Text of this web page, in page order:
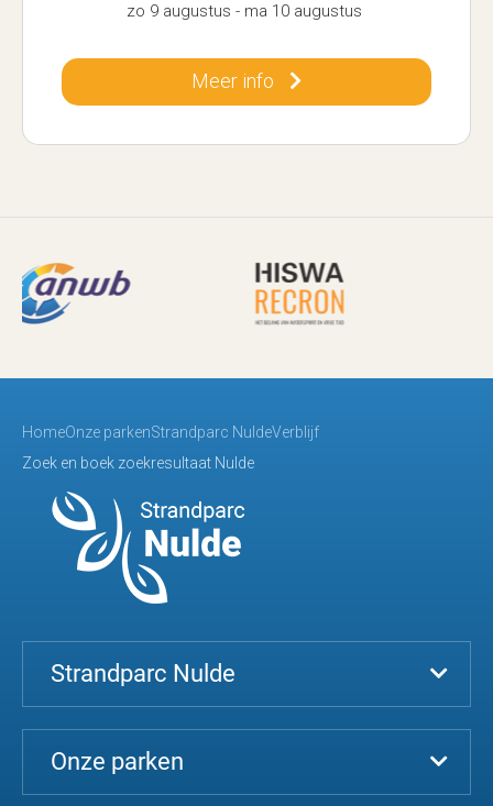
zo 9 augustus - ma 10 augustus
Meer info
HomeOnze parkenStrandparc NuldeVerblijf
Zoek en boek zoekresultaat Nulde
Strandparc Nulde
Onze parken